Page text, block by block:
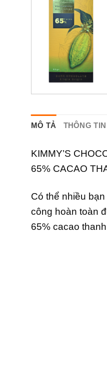
MÔ TẢ THÔNG
KIMMY’S
65% CACAO
Có thể nhiều
công hoàn toàn
65% cacao